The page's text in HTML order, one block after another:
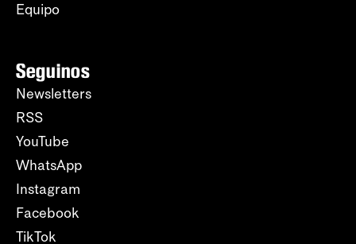
Equipo
Seguinos
Newsletters
RSS
YouTube
WhatsApp
Instagram
Facebook
TikTok